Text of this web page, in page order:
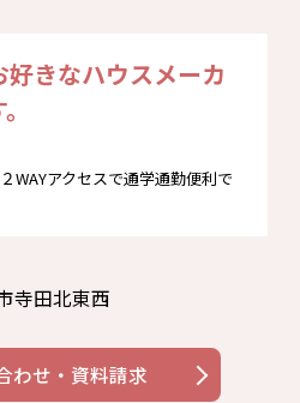
好きなハウスメーカ
アクセスで通学通勤便利で
寺田北東西
わせ・資料請求